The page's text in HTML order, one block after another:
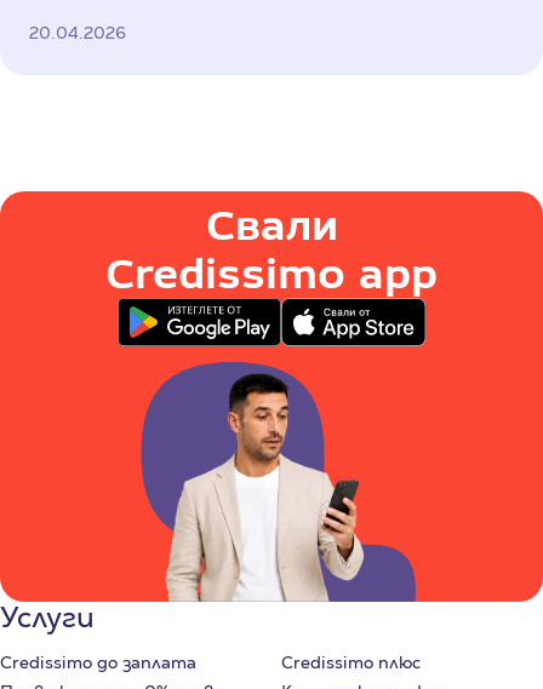
20.04.2026
Свали
Credissimo app
Услуги
Credissimo до заплата
Credissimo плюс